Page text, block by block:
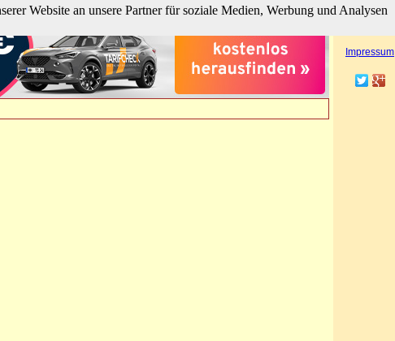
hier klicken
Impressum
Website an unsere Partner für soziale Medien, Werbung und Analysen